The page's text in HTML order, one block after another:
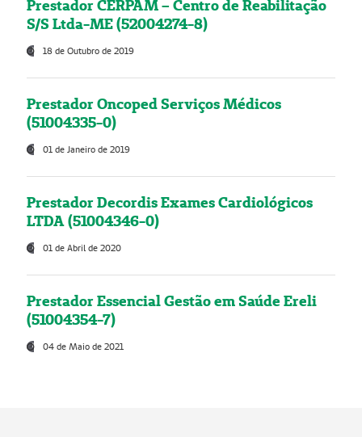
Prestador CERPAM – Centro de Reabilitação
S/S Ltda-ME (52004274-8)
18 de Outubro de 2019
Prestador Oncoped Serviços Médicos
(51004335-0)
01 de Janeiro de 2019
Prestador Decordis Exames Cardiológicos
LTDA (51004346-0)
01 de Abril de 2020
Prestador Essencial Gestão em Saúde Ereli
(51004354-7)
04 de Maio de 2021